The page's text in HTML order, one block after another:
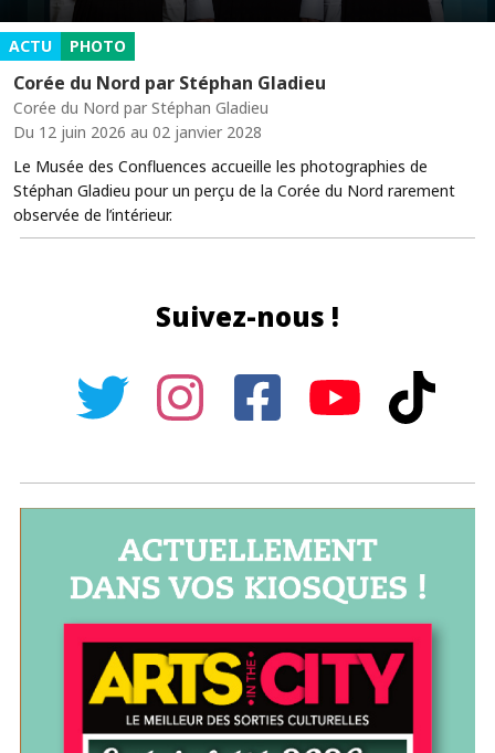
ACTU PHOTO
Corée du Nord par Stéphan Gladieu
Corée du Nord par Stéphan Gladieu
Du 12 juin 2026 au 02 janvier 2028
Le Musée des Confluences accueille les photographies de
Stéphan Gladieu pour un perçu de la Corée du Nord rarement
observée de l’intérieur.
Suivez-nous !